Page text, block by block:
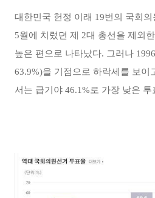
대한민국 헌정 이래 19번의 국회
5월에 치렀던 제 2대 총선을 제외
높은 편으로 나타났다. 그러나
63.9%)을 기점으로 하락세를 보이
서는 급기야 46.1%로 가장 낮은 투